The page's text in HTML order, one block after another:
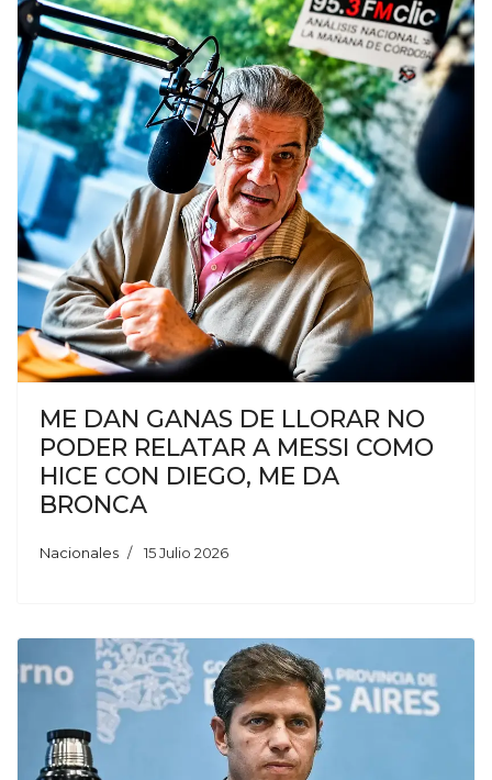
ME DAN GANAS DE LLORAR NO
PODER RELATAR A MESSI COMO
HICE CON DIEGO, ME DA
BRONCA
Nacionales 15 Julio 2026